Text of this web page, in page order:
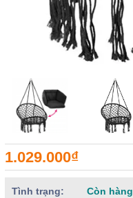
1.029.000₫
Tình trạng:
Còn hàng